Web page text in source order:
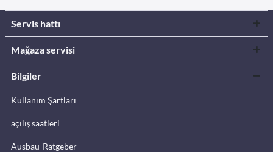
Servis hattı
Mağaza servisi
Bilgiler
Kullanım Şartları
açılış saatleri
Ausbau-Ratgeber